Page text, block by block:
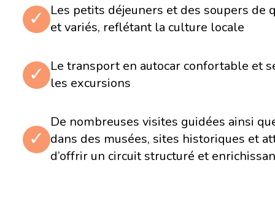
Forêt nuageuse de Mindo -
de toutes sortes
Route vers Quito
Découverte guidée de la fabuleuse capitale du pays,
Jour 10
vol Quito – Montréal
✓
Les petits déjeuners et des soupers de
et variés, reflétant la culture locale
✓
Le transport en autocar confortable et
les excursions
✓
De nombreuses visites guidées ainsi
dans des musées, sites historiques et
d’offrir un circuit structuré et